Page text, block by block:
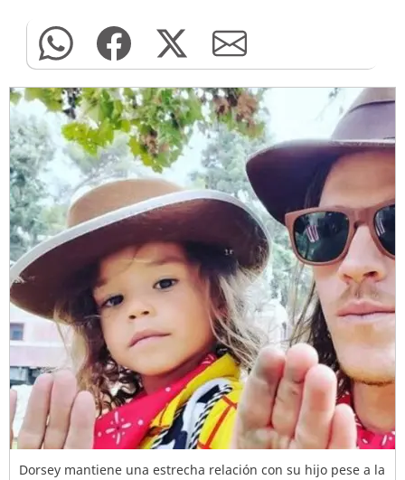
Dorsey mantiene una estrecha relación con su hijo pese a la